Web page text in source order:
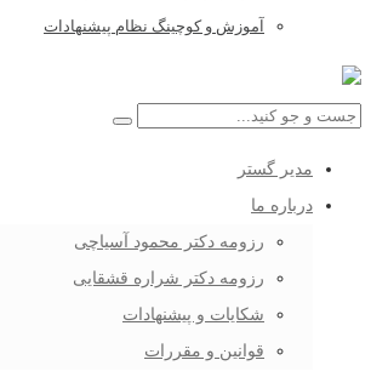
آموزش و کوچینگ نظام پیشنهادات
مدیر گستر
درباره ما
رزومه دکتر محمود آسیاچی
رزومه دکتر شراره قشقایی
شکایات و پیشنهادات
قوانین و مقررات